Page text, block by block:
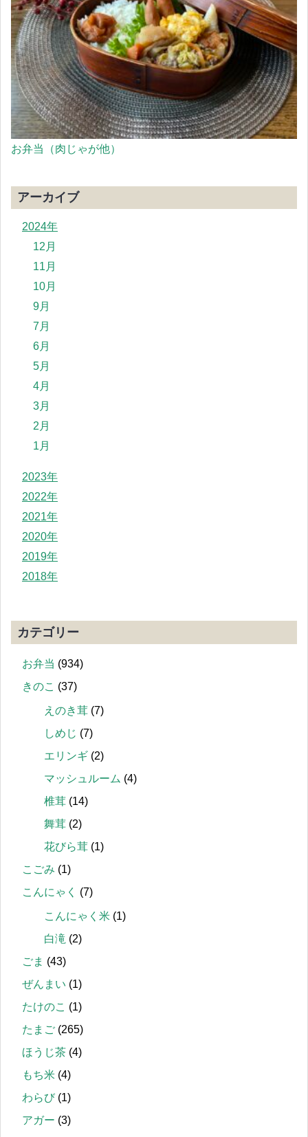
お弁当（肉じゃが他）
アーカイブ
2024年
12月
11月
10月
9月
7月
6月
5月
4月
3月
2月
1月
2023年
2022年
2021年
2020年
2019年
2018年
カテゴリー
お弁当 (934)
きのこ (37)
えのき茸 (7)
しめじ (7)
エリンギ (2)
マッシュルーム (4)
椎茸 (14)
舞茸 (2)
花びら茸 (1)
こごみ (1)
こんにゃく
(7)
こんにゃく米 (1)
白滝 (2)
ごま (43)
ぜんまい (1)
たけのこ (1)
たまご (265)
ほうじ茶 (4)
もち米 (4)
わらび(1)
アガー (3)